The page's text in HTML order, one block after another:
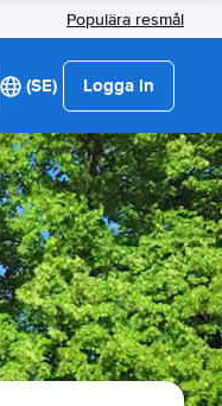
Populära resmål
(SE) Logga in